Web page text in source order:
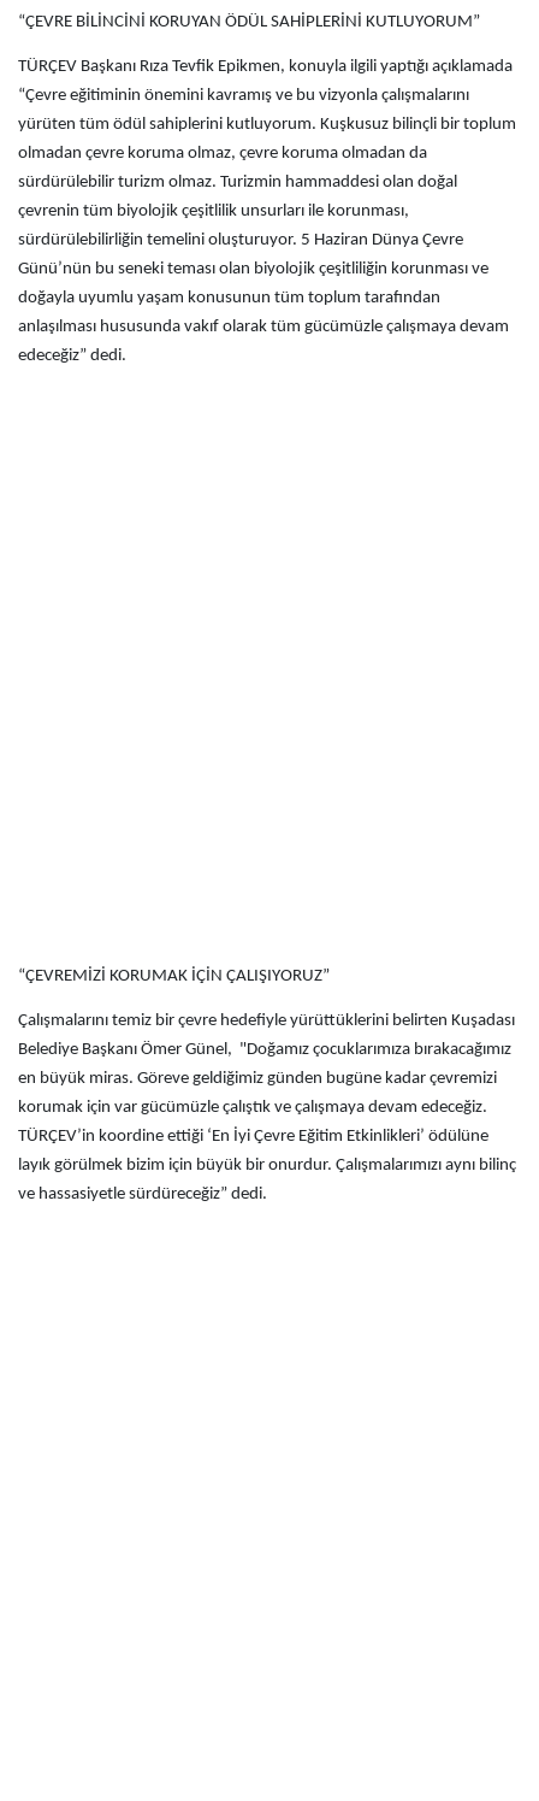
“ÇEVRE BİLİNCİNİ KORUYAN ÖDÜL SAHİPLERİNİ KUTLUYORUM”
TÜRÇEV Başkanı Rıza Tevfik Epikmen, konuyla ilgili yaptığı açıklamada
“Çevre eğitiminin önemini kavramış ve bu vizyonla çalışmalarını
yürüten tüm ödül sahiplerini kutluyorum. Kuşkusuz bilinçli bir toplum
olmadan çevre koruma olmaz, çevre koruma olmadan da
sürdürülebilir turizm olmaz. Turizmin hammaddesi olan doğal
çevrenin tüm biyolojik çeşitlilik unsurları ile korunması,
sürdürülebilirliğin temelini oluşturuyor. 5 Haziran Dünya Çevre
Günü’nün bu seneki teması olan biyolojik çeşitliliğin korunması ve
doğayla uyumlu yaşam konusunun tüm toplum tarafından
anlaşılması hususunda vakıf olarak tüm gücümüzle çalışmaya devam
edeceğiz” dedi.
“ÇEVREMİZİ KORUMAK İÇİN ÇALIŞIYORUZ”
Çalışmalarını temiz bir çevre hedefiyle yürüttüklerini belirten Kuşadası
Belediye Başkanı Ömer Günel, "Doğamız çocuklarımıza bırakacağımız
en büyük miras. Göreve geldiğimiz günden bugüne kadar çevremizi
korumak için var gücümüzle çalıştık ve çalışmaya devam edeceğiz.
TÜRÇEV’in koordine ettiği ‘En İyi Çevre Eğitim Etkinlikleri’ ödülüne
layık görülmek bizim için büyük bir onurdur. Çalışmalarımızı aynı bilinç
ve hassasiyetle sürdüreceğiz” dedi.